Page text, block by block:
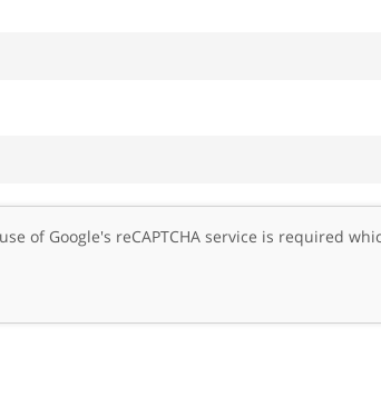
of Google's reCAPTCHA service is required